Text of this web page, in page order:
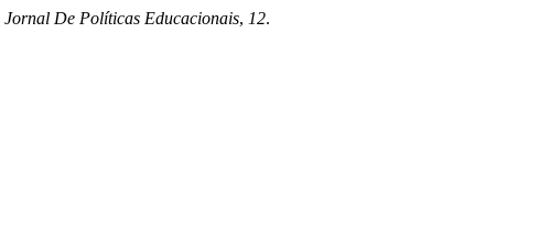
Jornal De Políticas Educacionais, 12.